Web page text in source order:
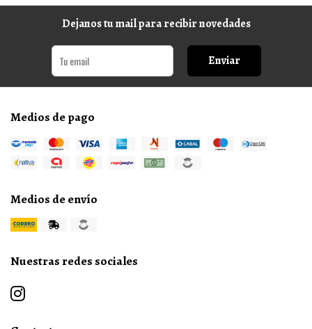
Dejanos tu mail para recibir novedades
Enviar
Medios de pago
Medios de envío
Nuestras redes sociales